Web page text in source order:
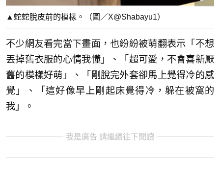
▲蛇蛇脫皮前的模樣。（圖／X@Shabayu1）
不少網友看完當下畫面，也紛紛被萌翻表示「不想
丟掉舊衣服的心情我懂」、「超可愛，不會喜新厭
舊的模樣好萌」、「剛脫完外套卻馬上覺得冷的感
覺」、「這好像早上剛起床覺得冷，躲在被窩的
我」。
我是廣告 請繼續往下閱讀